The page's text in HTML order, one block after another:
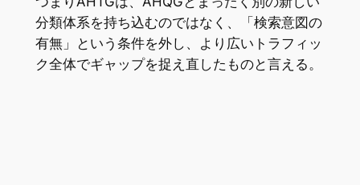
分類体系を持ち込むのではなく、「検索意図の
有無」という条件を外し、より広いトラフィッ
ク全体でギャップを捉え直したものと言える。